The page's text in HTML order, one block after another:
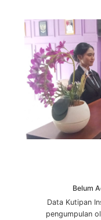
Belum
Data Kutipan
pengumpulan